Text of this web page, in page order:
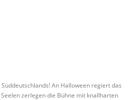
An Halloween regiert das
zerlegen die Bühne mit knallharten